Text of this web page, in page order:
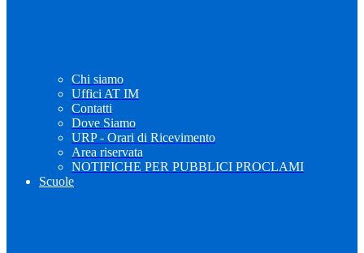
Chi siamo
Uffici AT IM
Contatti
Dove Siamo
URP - Orari di Ricevimento
Area riservata
NOTIFICHE PER PUBBLICI PROCLAMI
Scuole